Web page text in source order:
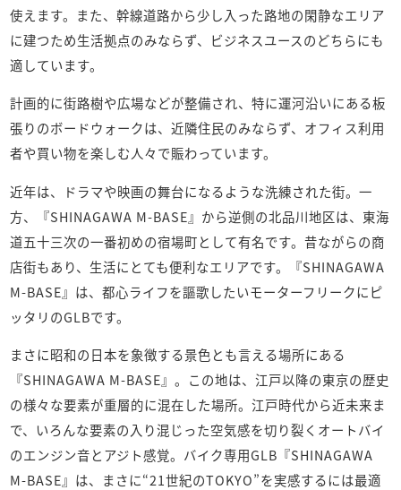
使えます。また、幹線道路から少し入った路地の閑静なエリア
に建つため生活拠点のみならず、ビジネスユースのどちらにも
適しています。
計画的に街路樹や広場などが整備され、特に運河沿いにある板
張りのボードウォークは、近隣住民のみならず、オフィス利用
者や買い物を楽しむ人々で賑わっています。
近年は、ドラマや映画の舞台になるような洗練された街。一
方、『SHINAGAWA M-BASE』から逆側の北品川地区は、東海
道五十三次の一番初めの宿場町として有名です。昔ながらの商
店街もあり、生活にとても便利なエリアです。『SHINAGAWA
M-BASE』は、都心ライフを謳歌したいモーターフリークにピ
ッタリのGLBです。
まさに昭和の日本を象徴する景色とも言える場所にある
『SHINAGAWA M-BASE』。この地は、江戸以降の東京の歴史
の様々な要素が重層的に混在した場所。江戸時代から近未来ま
で、いろんな要素の入り混じった空気感を切り裂くオートバイ
のエンジン音とアジト感覚。バイク専用GLB『SHINAGAWA
M-BASE』は、まさに“21世紀のTOKYO”を実感するには最適